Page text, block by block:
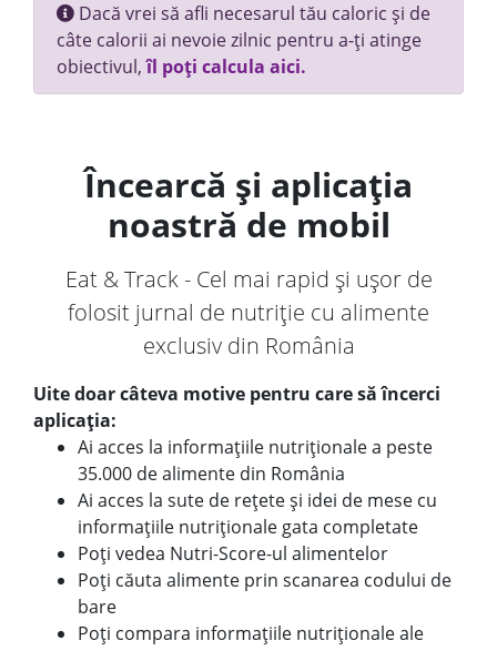
Dacă vrei să afli necesarul tău caloric și de
câte calorii ai nevoie zilnic pentru a-ți atinge
obiectivul,îl poți calcula aici.
Încearcă și aplicația
noastră de mobil
Eat & Track - Cel mai rapid și ușor de
folosit jurnal de nutriție cu alimente
exclusiv din România
Uite doar câteva motive pentru care să încerci
aplicația:
Ai acces la informațiile nutriționale a peste
35.000 de alimente din România
Ai acces la sute de rețete și idei de mese cu
informațiile nutriționale gata completate
Poți vedea Nutri-Score-ul alimentelor
Poți căuta alimente prin scanarea codului de
bare
Poți compara informațiile nutriționale ale